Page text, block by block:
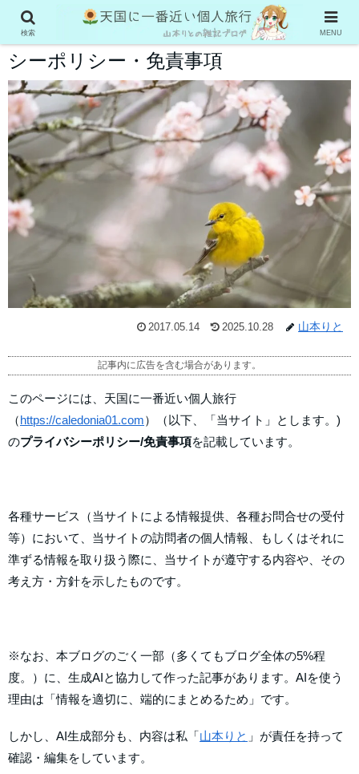
【天国に一番近い個人旅行】プライバ
シーポリシー・免責事項
2017.05.14 2025.10.28 山本りと
記事内に広告を含む場合があります。
このページには、天国に一番近い個人旅行
（https://caledonia01.com）（以下、「当サイト」とします。)
のプライバシーポリシー/免責事項を記載しています。
各種サービス（当サイトによる情報提供、各種お問合せの受付
等）において、当サイトの訪問者の個人情報、もしくはそれに
準ずる情報を取り扱う際に、当サイトが遵守する内容や、その
考え方・方針を示したものです。
※なお、本ブログのごく一部（多くてもブログ全体の5%程
度。）に、生成AIと協力して作った記事があります。AIを使う
理由は「情報を適切に、端的にまとめるため」です。
しかし、AI生成部分も、内容は私「山本りと 」が責任を持って
確認・編集をしています。
検索 MENU